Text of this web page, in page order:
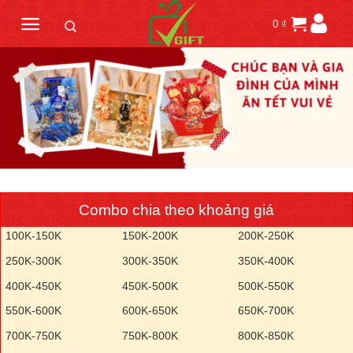
content
0 ₫
Combo chia theo khoảng giá
100K-150K 150K-200K
200K-250K
250K-300K
300K-350K
350K-400K
400K-450K
450K-500K
500K-550K
550K-600K
600K-650K
650K-700K
700K-750K
750K-800K 800K-850K